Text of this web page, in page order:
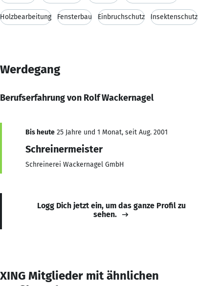
Holzbearbeitung Fensterbau Einbruchschutz Insektenschutz
Werdegang
Berufserfahrung von Rolf Wackernagel
Bis heute 25 Jahre und 1 Monat, seit Aug. 2001
Schreinermeister
Schreinerei Wackernagel GmbH
Logg Dich jetzt ein, um das ganze Profil zu
sehen.
XING Mitglieder mit ähnlichen